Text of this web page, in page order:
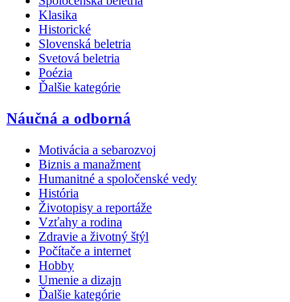
Klasika
Historické
Slovenská beletria
Svetová beletria
Poézia
Ďalšie kategórie
Náučná a odborná
Motivácia a sebarozvoj
Biznis a manažment
Humanitné a spoločenské vedy
História
Životopisy a reportáže
Vzťahy a rodina
Zdravie a životný štýl
Počítače a internet
Hobby
Umenie a dizajn
Ďalšie kategórie